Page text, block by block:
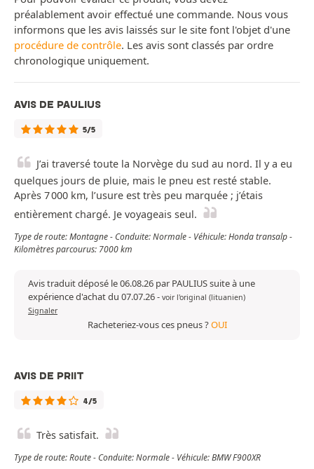
préalablement avoir effectué une commande. Nous vous
informons que les avis laissés sur le site font l'objet d'une
procédure de contrôle. Les avis sont classés par ordre
chronologique uniquement.
AVIS DE PAULIUS
5/5
J’ai traversé toute la Norvège du sud au nord. Il y a eu
quelques jours de pluie, mais le pneu est resté stable.
Après 7 000 km, l’usure est très peu marquée ; j’étais
entièrement chargé. Je voyageais seul.
Type de route: Montagne - Conduite: Normale - Véhicule: Honda transalp -
Kilomètres parcourus: 7000 km
Avis traduit déposé le 06.08.26 par PAULIUS suite à une
expérience d'achat du 07.07.26- voir l'original (lituanien)
Signaler
Racheteriez-vous ces pneus ?OUI
AVIS DE PRIIT
4/5
Très satisfait.
Type de route: Route - Conduite: Normale - Véhicule: BMW F900XR